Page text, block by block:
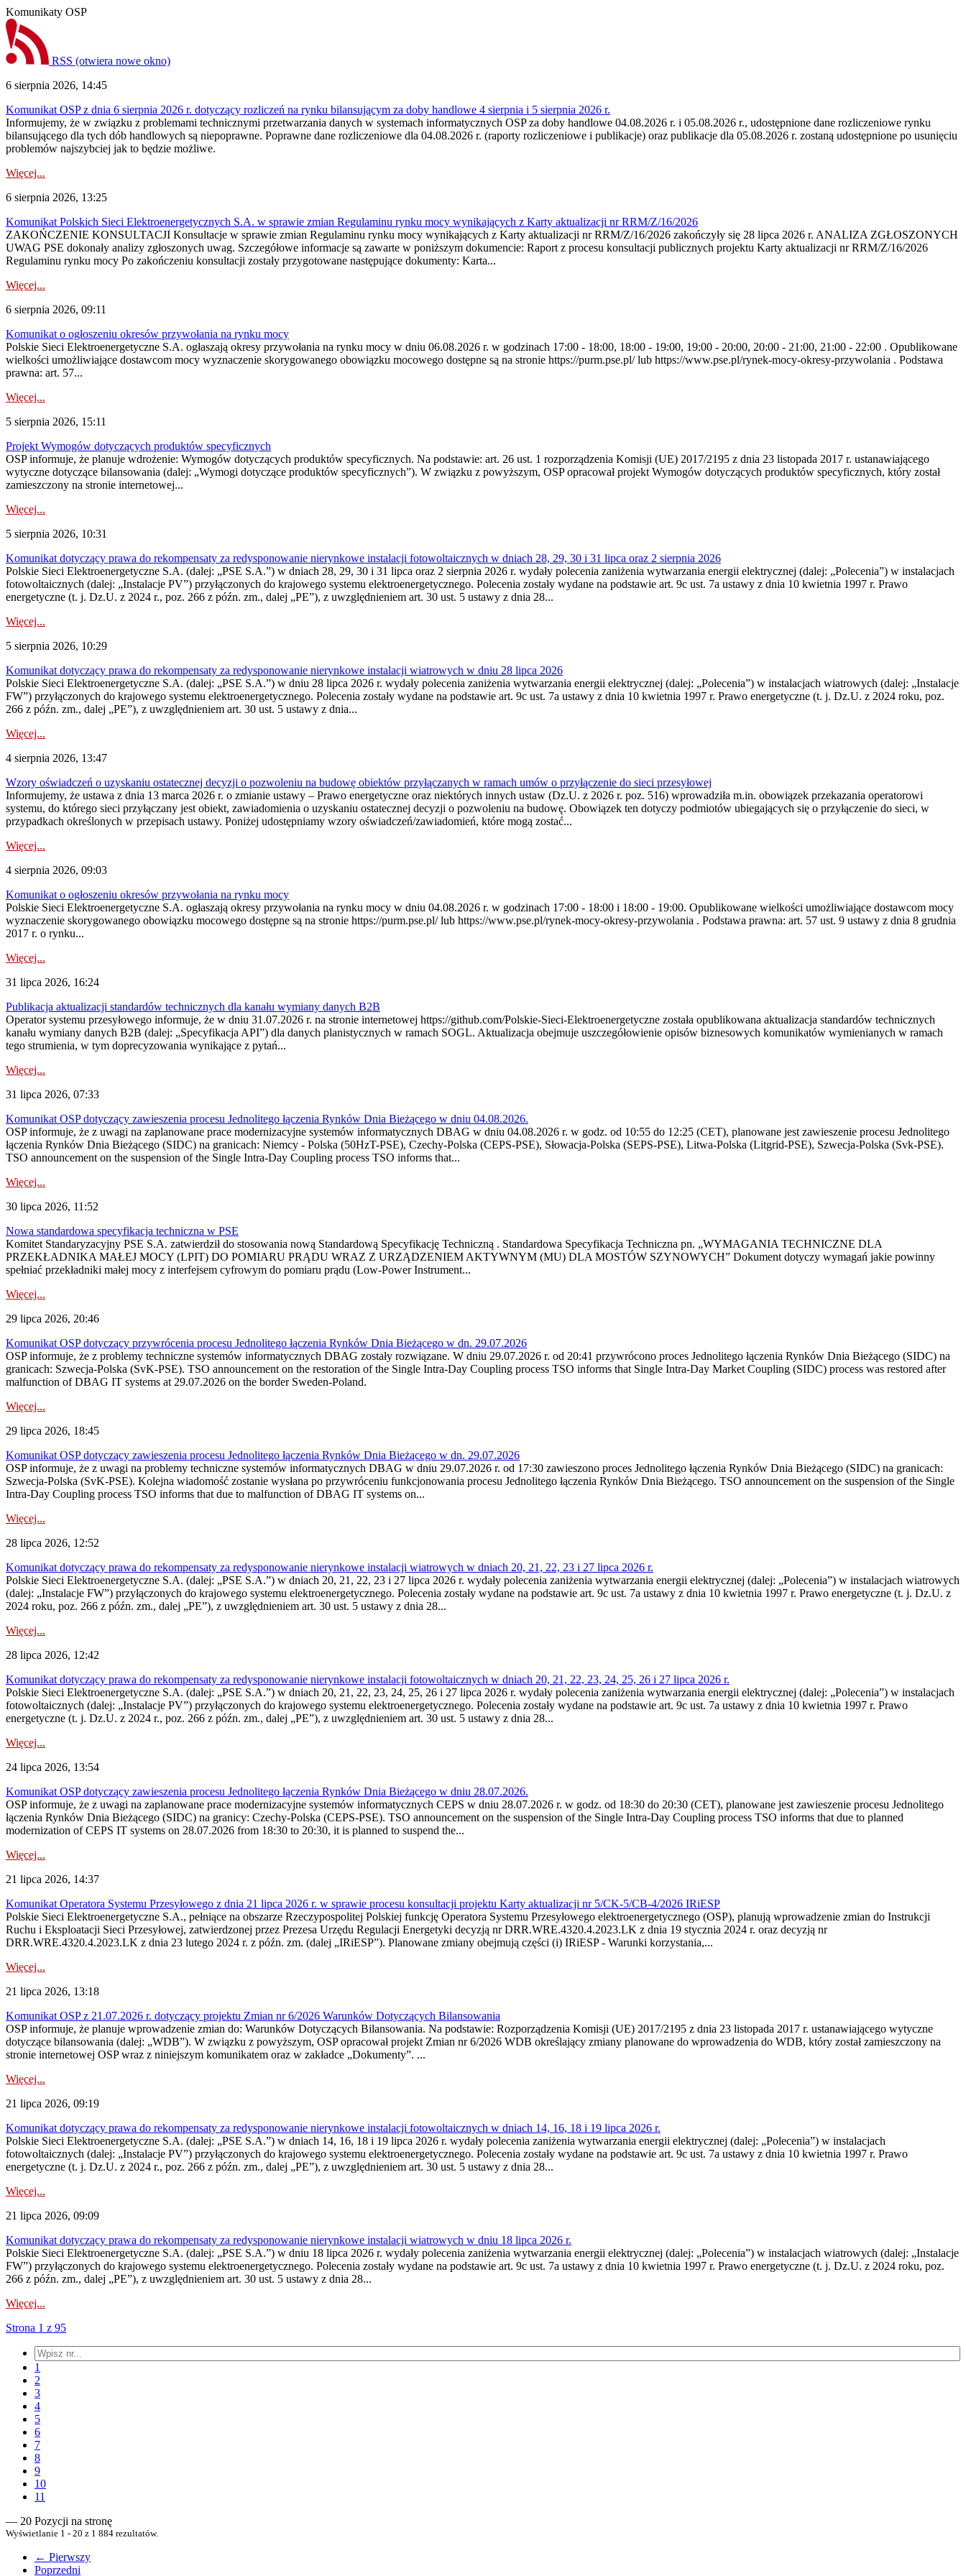
Komunikaty OSP
RSS (otwiera nowe okno)
6 sierpnia 2026, 14:45
Komunikat OSP z dnia 6 sierpnia 2026 r. dotyczący rozliczeń na rynku bilansującym za doby handlowe 4 sierpnia i 5 sierpnia 2026 r.
Informujemy, że w związku z problemami technicznymi przetwarzania danych w systemach informatycznych OSP za doby handlowe 04.08.2026 r. i 05.08.2026 r., udostępnione dane rozliczeniowe rynku
bilansującego dla tych dób handlowych są niepoprawne. Poprawne dane rozliczeniowe dla 04.08.2026 r. (raporty rozliczeniowe i publikacje) oraz publikacje dla 05.08.2026 r. zostaną udostępnione po usunięciu
problemów najszybciej jak to będzie możliwe.
Więcej...
6 sierpnia 2026, 13:25
Komunikat Polskich Sieci Elektroenergetycznych S.A. w sprawie zmian Regulaminu rynku mocy wynikających z Karty aktualizacji nr RRM/Z/16/2026
ZAKOŃCZENIE KONSULTACJI Konsultacje w sprawie zmian Regulaminu rynku mocy wynikających z Karty aktualizacji nr RRM/Z/16/2026 zakończyły się 28 lipca 2026 r. ANALIZA ZGŁOSZONYCH
UWAG PSE dokonały analizy zgłoszonych uwag. Szczegółowe informacje są zawarte w poniższym dokumencie: Raport z procesu konsultacji publicznych projektu Karty aktualizacji nr RRM/Z/16/2026
Regulaminu rynku mocy Po zakończeniu konsultacji zostały przygotowane następujące dokumenty: Karta...
Więcej...
6 sierpnia 2026, 09:11
Komunikat o ogłoszeniu okresów przywołania na rynku mocy
Polskie Sieci Elektroenergetyczne S.A. ogłaszają okresy przywołania na rynku mocy w dniu 06.08.2026 r. w godzinach 17:00 - 18:00, 18:00 - 19:00, 19:00 - 20:00, 20:00 - 21:00, 21:00 - 22:00 . Opublikowane
wielkości umożliwiające dostawcom mocy wyznaczenie skorygowanego obowiązku mocowego dostępne są na stronie https://purm.pse.pl/ lub https://www.pse.pl/rynek-mocy-okresy-przywolania . Podstawa
prawna: art. 57...
Więcej...
5 sierpnia 2026, 15:11
Projekt Wymogów dotyczących produktów specyficznych
OSP informuje, że planuje wdrożenie: Wymogów dotyczących produktów specyficznych. Na podstawie: art. 26 ust. 1 rozporządzenia Komisji (UE) 2017/2195 z dnia 23‍ listopada 2017 r. ustanawiającego
wytyczne dotyczące bilansowania (dalej: „Wymogi dotyczące produktów specyficznych”). W związku z powyższym, OSP opracował projekt Wymogów dotyczących produktów specyficznych, który został
zamieszczony na stronie internetowej...
Więcej...
5 sierpnia 2026, 10:31
Komunikat dotyczący prawa do rekompensaty za redysponowanie nierynkowe instalacji fotowoltaicznych w dniach 28, 29, 30 i 31 lipca oraz 2 sierpnia 2026
Polskie Sieci Elektroenergetyczne S.A. (dalej: „PSE S.A.”) w dniach 28, 29, 30 i 31 lipca oraz 2 sierpnia 2026 r. wydały polecenia zaniżenia wytwarzania energii elektrycznej (dalej: „Polecenia”) w instalacjach
fotowoltaicznych (dalej: „Instalacje PV”) przyłączonych do krajowego systemu elektroenergetycznego. Polecenia zostały wydane na podstawie art. 9c ust. 7a ustawy z dnia 10 kwietnia 1997 r. Prawo
energetyczne (t. j. Dz.U. z 2024 r., poz. 266 z późn. zm., dalej „PE”), z uwzględnieniem art. 30 ust. 5 ustawy z dnia 28...
Więcej...
5 sierpnia 2026, 10:29
Komunikat dotyczący prawa do rekompensaty za redysponowanie nierynkowe instalacji wiatrowych w dniu 28 lipca 2026
Polskie Sieci Elektroenergetyczne S.A. (dalej: „PSE S.A.”) w dniu 28 lipca 2026 r. wydały polecenia zaniżenia wytwarzania energii elektrycznej (dalej: „Polecenia”) w instalacjach wiatrowych (dalej: „Instalacje
FW”) przyłączonych do krajowego systemu elektroenergetycznego. Polecenia zostały wydane na podstawie art. 9c ust. 7a ustawy z dnia 10 kwietnia 1997 r. Prawo energetyczne (t. j. Dz.U. z 2024 roku, poz.
266 z późn. zm., dalej „PE”), z uwzględnieniem art. 30 ust. 5 ustawy z dnia...
Więcej...
4 sierpnia 2026, 13:47
Wzory oświadczeń o uzyskaniu ostatecznej decyzji o pozwoleniu na budowę obiektów przyłączanych w ramach umów o przyłączenie do sieci przesyłowej
Informujemy, że ustawa z dnia 13 marca 2026 r. o zmianie ustawy – Prawo energetyczne oraz niektórych innych ustaw (Dz.U. z 2026 r. poz. 516) wprowadziła m.in. obowiązek przekazania operatorowi
systemu, do którego sieci przyłączany jest obiekt, zawiadomienia o uzyskaniu ostatecznej decyzji o pozwoleniu na budowę. Obowiązek ten dotyczy podmiotów ubiegających się o przyłączenie do sieci, w
przypadkach określonych w przepisach ustawy. Poniżej udostępniamy wzory oświadczeń/zawiadomień, które mogą zostać...
Więcej...
4 sierpnia 2026, 09:03
Komunikat o ogłoszeniu okresów przywołania na rynku mocy
Polskie Sieci Elektroenergetyczne S.A. ogłaszają okresy przywołania na rynku mocy w dniu 04.08.2026 r. w godzinach 17:00 - 18:00 i 18:00 - 19:00. Opublikowane wielkości umożliwiające dostawcom mocy
wyznaczenie skorygowanego obowiązku mocowego dostępne są na stronie https://purm.pse.pl/ lub https://www.pse.pl/rynek-mocy-okresy-przywolania . Podstawa prawna: art. 57 ust. 9 ustawy z dnia 8 grudnia
2017 r. o rynku...
Więcej...
31 lipca 2026, 16:24
Publikacja aktualizacji standardów technicznych dla kanału wymiany danych B2B
Operator systemu przesyłowego informuje, że w dniu 31.07.2026 r. na stronie internetowej https://github.com/Polskie-Sieci-Elektroenergetyczne została opublikowana aktualizacja standardów technicznych
kanału wymiany danych B2B (dalej: „Specyfikacja API”) dla danych planistycznych w ramach SOGL. Aktualizacja obejmuje uszczegółowienie opisów biznesowych komunikatów wymienianych w ramach
tego strumienia, w tym doprecyzowania wynikające z pytań...
Więcej...
31 lipca 2026, 07:33
Komunikat OSP dotyczący zawieszenia procesu Jednolitego łączenia Rynków Dnia Bieżącego w dniu 04.08.2026.
OSP informuje, że z uwagi na zaplanowane prace modernizacyjne systemów informatycznych DBAG w dniu 04.08.2026 r. w godz. od 10:55 do 12:25 (CET), planowane jest zawieszenie procesu Jednolitego
łączenia Rynków Dnia Bieżącego (SIDC) na granicach: Niemcy - Polska (50HzT-PSE), Czechy-Polska (CEPS-PSE), Słowacja-Polska (SEPS-PSE), Litwa-Polska (Litgrid-PSE), Szwecja-Polska (Svk-PSE).
TSO announcement on the suspension of the Single Intra-Day Coupling process TSO informs that...
Więcej...
30 lipca 2026, 11:52
Nowa standardowa specyfikacja techniczna w PSE
Komitet Standaryzacyjny PSE S.A. zatwierdził do stosowania nową Standardową Specyfikację Techniczną . Standardowa Specyfikacja Techniczna pn. „WYMAGANIA TECHNICZNE DLA
PRZEKŁADNIKA MAŁEJ MOCY (LPIT) DO POMIARU PRĄDU WRAZ Z URZĄDZENIEM AKTYWNYM (MU) DLA MOSTÓW SZYNOWYCH” Dokument dotyczy wymagań jakie powinny
spełniać przekładniki małej mocy z interfejsem cyfrowym do pomiaru prądu (Low-Power Instrument...
Więcej...
29 lipca 2026, 20:46
Komunikat OSP dotyczący przywrócenia procesu Jednolitego łączenia Rynków Dnia Bieżącego w dn. 29.07.2026
OSP informuje, że z problemy techniczne systemów informatycznych DBAG zostały rozwiązane. W dniu 29.07.2026 r. od 20:41 przywrócono proces Jednolitego łączenia Rynków Dnia Bieżącego (SIDC) na
granicach: Szwecja-Polska (SvK-PSE). TSO announcement on the restoration of the Single Intra-Day Coupling process TSO informs that Single Intra-Day Market Coupling (SIDC) process was restored after
malfunction of DBAG IT systems at 29.07.2026 on the border Sweden-Poland.
Więcej...
29 lipca 2026, 18:45
Komunikat OSP dotyczący zawieszenia procesu Jednolitego łączenia Rynków Dnia Bieżącego w dn. 29.07.2026
OSP informuje, że z uwagi na problemy techniczne systemów informatycznych DBAG w dniu 29.07.2026 r. od 17:30 zawieszono proces Jednolitego łączenia Rynków Dnia Bieżącego (SIDC) na granicach:
Szwecja-Polska (SvK-PSE). Kolejna wiadomość zostanie wysłana po przywróceniu funkcjonowania procesu Jednolitego łączenia Rynków Dnia Bieżącego. TSO announcement on the suspension of the Single
Intra-Day Coupling process TSO informs that due to malfunction of DBAG IT systems on...
Więcej...
28 lipca 2026, 12:52
Komunikat dotyczący prawa do rekompensaty za redysponowanie nierynkowe instalacji wiatrowych w dniach 20, 21, 22, 23 i 27 lipca 2026 r.
Polskie Sieci Elektroenergetyczne S.A. (dalej: „PSE S.A.”) w dniach 20, 21, 22, 23 i 27 lipca 2026 r. wydały polecenia zaniżenia wytwarzania energii elektrycznej (dalej: „Polecenia”) w instalacjach wiatrowych
(dalej: „Instalacje FW”) przyłączonych do krajowego systemu elektroenergetycznego. Polecenia zostały wydane na podstawie art. 9c ust. 7a ustawy z dnia 10 kwietnia 1997 r. Prawo energetyczne (t. j. Dz.U. z
2024 roku, poz. 266 z późn. zm., dalej „PE”), z uwzględnieniem art. 30 ust. 5 ustawy z dnia 28...
Więcej...
28 lipca 2026, 12:42
Komunikat dotyczący prawa do rekompensaty za redysponowanie nierynkowe instalacji fotowoltaicznych w dniach 20, 21, 22, 23, 24, 25, 26 i 27 lipca 2026 r.
Polskie Sieci Elektroenergetyczne S.A. (dalej: „PSE S.A.”) w dniach 20, 21, 22, 23, 24, 25, 26 i 27 lipca 2026 r. wydały polecenia zaniżenia wytwarzania energii elektrycznej (dalej: „Polecenia”) w instalacjach
fotowoltaicznych (dalej: „Instalacje PV”) przyłączonych do krajowego systemu elektroenergetycznego. Polecenia zostały wydane na podstawie art. 9c ust. 7a ustawy z dnia 10 kwietnia 1997 r. Prawo
energetyczne (t. j. Dz.U. z 2024 r., poz. 266 z późn. zm., dalej „PE”), z uwzględnieniem art. 30 ust. 5 ustawy z dnia 28...
Więcej...
24 lipca 2026, 13:54
Komunikat OSP dotyczący zawieszenia procesu Jednolitego łączenia Rynków Dnia Bieżącego w dniu 28.07.2026.
OSP informuje, że z uwagi na zaplanowane prace modernizacyjne systemów informatycznych CEPS w dniu 28.07.2026 r. w godz. od 18:30 do 20:30 (CET), planowane jest zawieszenie procesu Jednolitego
łączenia Rynków Dnia Bieżącego (SIDC) na granicy: Czechy-Polska (CEPS-PSE). TSO announcement on the suspension of the Single Intra-Day Coupling process TSO informs that due to planned
modernization of CEPS IT systems on 28.07.2026 from 18:30 to 20:30, it is planned to suspend the...
Więcej...
21 lipca 2026, 14:37
Komunikat Operatora Systemu Przesyłowego z dnia 21 lipca 2026 r. w sprawie procesu konsultacji projektu Karty aktualizacji nr 5/CK-5/CB-4/2026 IRiESP
Polskie Sieci Elektroenergetyczne S.A., pełniące na obszarze Rzeczypospolitej Polskiej funkcję Operatora Systemu Przesyłowego elektroenergetycznego (OSP), planują wprowadzenie zmian do Instrukcji
Ruchu i Eksploatacji Sieci Przesyłowej, zatwierdzonej przez Prezesa Urzędu Regulacji Energetyki decyzją nr DRR.WRE.4320.4.2023.LK z dnia 19 stycznia 2024 r. oraz decyzją nr
DRR.WRE.4320.4.2023.LK z dnia 23 lutego 2024 r. z późn. zm. (dalej „IRiESP”). Planowane zmiany obejmują części (i) IRiESP - Warunki korzystania,...
Więcej...
21 lipca 2026, 13:18
Komunikat OSP z 21.07.2026 r. dotyczący projektu Zmian nr 6/2026 Warunków Dotyczących Bilansowania
OSP informuje, że planuje wprowadzenie zmian do: Warunków Dotyczących Bilansowania. Na podstawie: Rozporządzenia Komisji (UE) 2017/2195 z dnia 23‍ listopada 2017 r. ustanawiającego wytyczne
dotyczące bilansowania (dalej: „WDB”). W związku z powyższym, OSP opracował projekt Zmian nr 6/2026 WDB określający zmiany planowane do wprowadzenia do WDB, który został zamieszczony na
stronie internetowej OSP wraz z niniejszym komunikatem oraz w zakładce „Dokumenty”. ...
Więcej...
21 lipca 2026, 09:19
Komunikat dotyczący prawa do rekompensaty za redysponowanie nierynkowe instalacji fotowoltaicznych w dniach 14, 16, 18 i 19 lipca 2026 r.
Polskie Sieci Elektroenergetyczne S.A. (dalej: „PSE S.A.”) w dniach 14, 16, 18 i 19 lipca 2026 r. wydały polecenia zaniżenia wytwarzania energii elektrycznej (dalej: „Polecenia”) w instalacjach
fotowoltaicznych (dalej: „Instalacje PV”) przyłączonych do krajowego systemu elektroenergetycznego. Polecenia zostały wydane na podstawie art. 9c ust. 7a ustawy z dnia 10 kwietnia 1997 r. Prawo
energetyczne (t. j. Dz.U. z 2024 r., poz. 266 z późn. zm., dalej „PE”), z uwzględnieniem art. 30 ust. 5 ustawy z dnia 28...
Więcej...
21 lipca 2026, 09:09
Komunikat dotyczący prawa do rekompensaty za redysponowanie nierynkowe instalacji wiatrowych w dniu 18 lipca 2026 r.
Polskie Sieci Elektroenergetyczne S.A. (dalej: „PSE S.A.”) w dniu 18 lipca 2026 r. wydały polecenia zaniżenia wytwarzania energii elektrycznej (dalej: „Polecenia”) w instalacjach wiatrowych (dalej: „Instalacje
FW”) przyłączonych do krajowego systemu elektroenergetycznego. Polecenia zostały wydane na podstawie art. 9c ust. 7a ustawy z dnia 10 kwietnia 1997 r. Prawo energetyczne (t. j. Dz.U. z 2024 roku, poz.
266 z późn. zm., dalej „PE”), z uwzględnieniem art. 30 ust. 5 ustawy z dnia 28...
Więcej...
Strona 1 z 95
1
2
3
4
5
6
7
8
9
10
11
— 20 Pozycji na stronę
Wyświetlanie 1 - 20 z 1 884 rezultatów.
← Pierwszy
Poprzedni